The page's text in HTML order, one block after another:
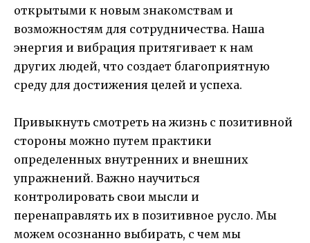
открытыми к новым знакомствам и
возможностям для сотрудничества. Наша
энергия и вибрация притягивает к нам
других людей, что создает благоприятную
среду для достижения целей и успеха.
Привыкнуть смотреть на жизнь с позитивной
стороны можно путем практики
определенных внутренних и внешних
упражнений. Важно научиться
контролировать свои мысли и
перенаправлять их в позитивное русло. Мы
можем осознанно выбирать, с чем мы